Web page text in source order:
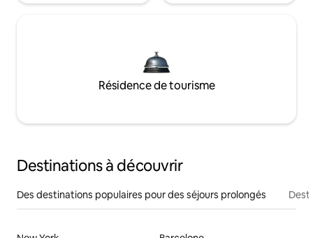
Résidence de tourisme
Destinations à découvrir
Des destinations populaires pour des séjours prolongés